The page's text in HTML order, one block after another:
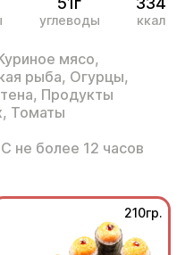
углеводы ккал
мясо,
рыба, Огурцы,
Продукты
Томаты
не более 12 часов
210гр.